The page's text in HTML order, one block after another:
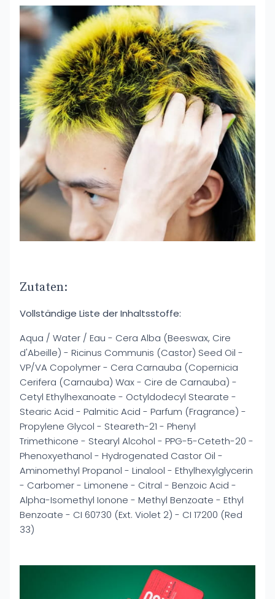
Zutaten:
Vollständige Liste der Inhaltsstoffe:
Aqua / Water / Eau - Cera Alba (Beeswax, Cire
d'Abeille) - Ricinus Communis (Castor) Seed Oil -
VP/VA Copolymer - Cera Carnauba (Copernicia
Cerifera (Carnauba) Wax - Cire de Carnauba) -
Cetyl Ethylhexanoate - Octyldodecyl Stearate -
Stearic Acid - Palmitic Acid - Parfum (Fragrance) -
Propylene Glycol - Steareth-21 - Phenyl
Trimethicone - Stearyl Alcohol - PPG-5-Ceteth-20 -
Phenoxyethanol - Hydrogenated Castor Oil -
Aminomethyl Propanol - Linalool - Ethylhexylglycerin
- Carbomer - Limonene - Citral - Benzoic Acid -
Alpha-Isomethyl Ionone - Methyl Benzoate - Ethyl
Benzoate - CI 60730 (Ext. Violet 2) - CI 17200 (Red
33)